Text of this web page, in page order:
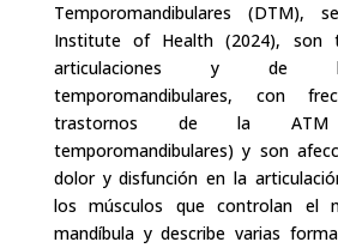
Temporomandibulares (DTM),
Institute of Health (2024), son
articulaciones y de
temporomandibulares, con
trastornos de la ATM
temporomandibulares) y son
dolor y disfunción en la
los músculos que controlan el
mandíbula y describe varias